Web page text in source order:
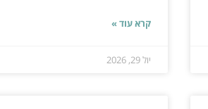
קרא עוד »
יול 29, 2026